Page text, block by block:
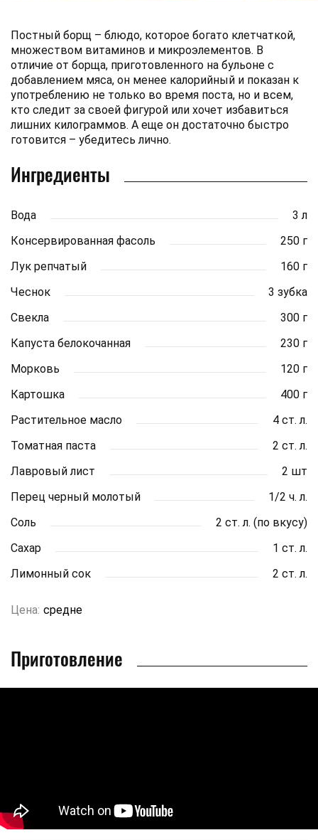
Постный борщ – блюдо, которое богато клетчаткой,
множеством витаминов и микроэлементов. В
отличие от борща, приготовленного на бульоне с
добавлением мяса, он менее калорийный и показан к
употреблению не только во время поста, но и всем,
кто следит за своей фигурой или хочет избавиться
лишних килограммов. А еще он достаточно быстро
готовится – убедитесь лично.
Ингредиенты
Вода
3 л
Консервированная фасоль
250 г
Лук репчатый
160 г
Чеснок
3 зубка
Свекла
300 г
Капуста белокочанная
230 г
Морковь
120 г
Картошка
400 г
Растительное масло
4 ст. л.
Томатная паста
2 ст. л.
Лавровый лист
2 шт
Перец черный молотый
1/2 ч. л.
Соль
2 ст. л. (по вкусу)
Сахар
1 ст. л.
Лимонный сок
2 ст. л.
Цена: средне
Приготовление